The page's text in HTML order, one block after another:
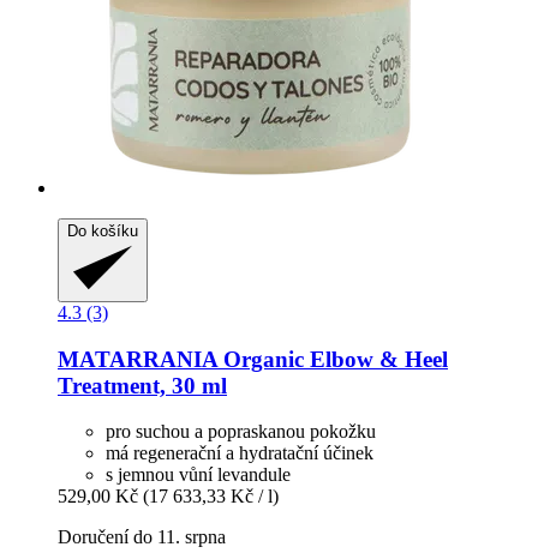
Do košíku
4.3 (3)
MATARRANIA Organic Elbow & Heel
Treatment, 30 ml
pro suchou a popraskanou pokožku
má regenerační a hydratační účinek
s jemnou vůní levandule
529,00 Kč (17 633,33 Kč / l)
Doručení do 11. srpna